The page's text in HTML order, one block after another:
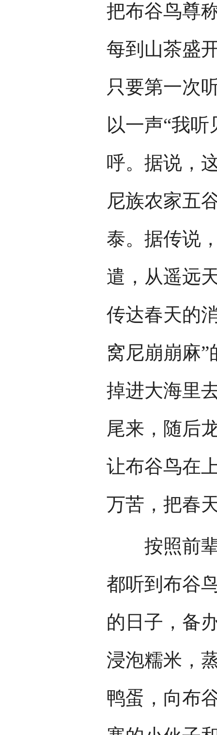
把布谷鸟尊
每到山茶盛
只要第一次
以一声“我
呼。据说，
尼族农家五
泰。据传说
遣，从遥远
传达春天的
窝尼崩崩麻
掉进大海里
尾来，随后
让布谷鸟在
万苦，把春
按照前辈
都听到布谷
的日子，备
浸泡糯米，
鸭蛋，向布